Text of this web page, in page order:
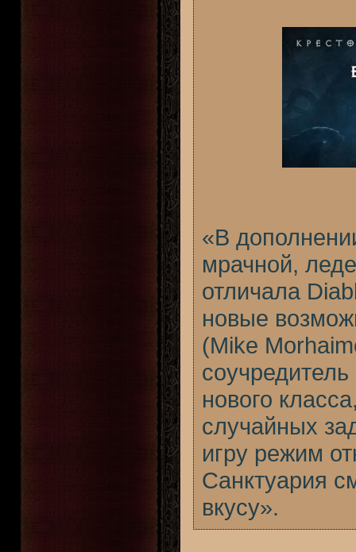
«В
мрачной,
отличала
новые
(Mike
нового
случайных
игру режим
Санктуария
вкусу».